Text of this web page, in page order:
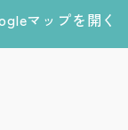
マップを開く